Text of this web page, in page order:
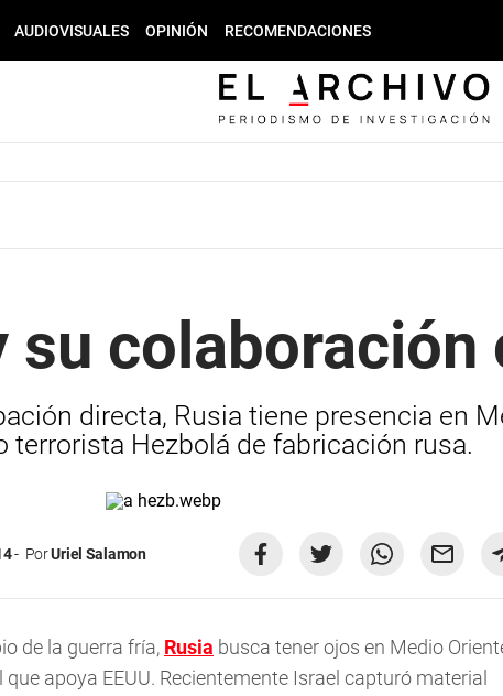
AUDIOVISUALES OPINIÓN RECOMENDACIONES
su colaboración
directa, Rusia tiene presencia en
terrorista Hezbolá de fabricación rusa.
PorUriel Salamon
de la guerra fría, Rusia busca tener ojos en Medio
apoya EEUU. Recientemente Israel capturó material